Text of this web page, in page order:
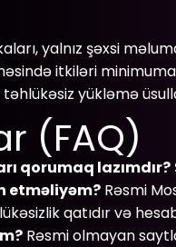
yalnız şəxsi
itkiləri
yükləmə
(FAQ)
qorumaq lazımdır?
etməliyəm? Rəsmi
qatıdır və
Rəsmi olmayan